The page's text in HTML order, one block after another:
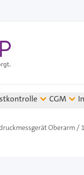
CGM
Oberarm /